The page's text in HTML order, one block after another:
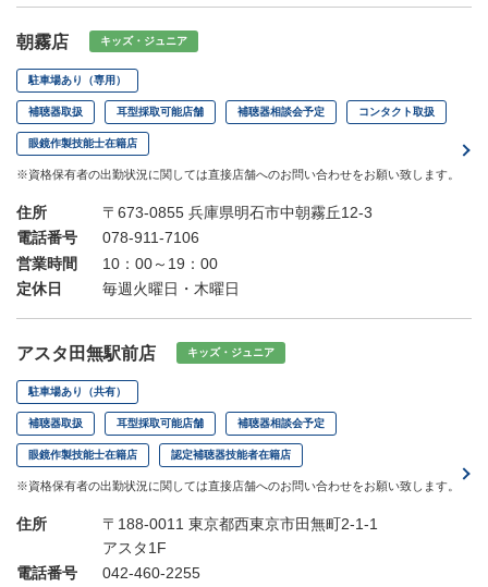
朝霧店 キッズ・ジュニア
駐車場あり（専用）
補聴器取扱 耳型採取可能店舗 補聴器相談会予定 コンタクト取扱
眼鏡作製技能士在籍店
※資格保有者の出勤状況に関しては直接店舗へのお問い合わせをお願い致します。
住所
〒673-0855 兵庫県明石市中朝霧丘12-3
電話番号
078-911-7106
営業時間
10：00～19：00
定休日
毎週火曜日・木曜日
アスタ田無駅前店 キッズ・ジュニア
駐車場あり（共有）
補聴器取扱 耳型採取可能店舗 補聴器相談会予定
眼鏡作製技能士在籍店 認定補聴器技能者在籍店
※資格保有者の出勤状況に関しては直接店舗へのお問い合わせをお願い致します。
住所
〒188-0011 東京都西東京市田無町2-1-1
アスタ1F
電話番号
042-460-2255